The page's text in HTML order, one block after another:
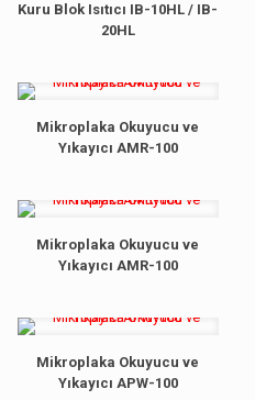
Kuru Blok Isıtıcı IB-10HL / IB-
20HL
Mikroplaka Okuyucu ve
Yıkayıcı AMR-100
Mikroplaka Okuyucu ve
Yıkayıcı AMR-100
Mikroplaka Okuyucu ve
Yıkayıcı APW-100